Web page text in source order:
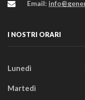
Email:
I NOSTRI ORARI
Lunedì
Martedì